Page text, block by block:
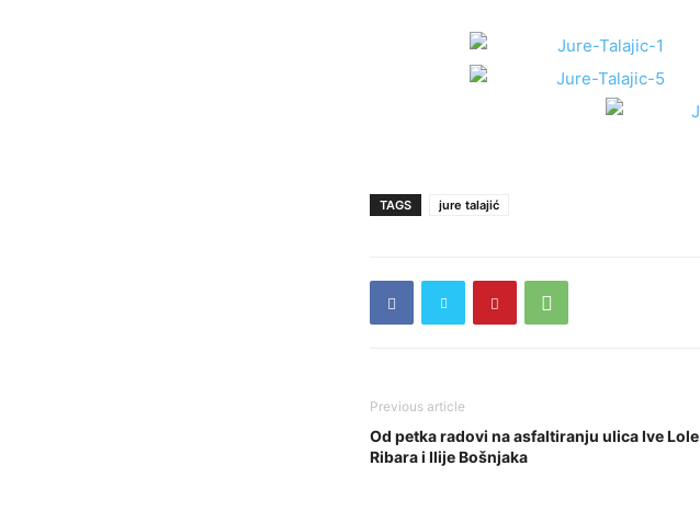
TAGS jure talajić
Previous article
Od petka radovi na asfaltiranju ulica Ive Lole
Ribara i Ilije Bošnjaka